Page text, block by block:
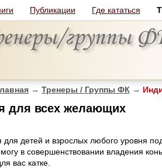
Публикации Где кататься
→ Тренеры / Группы ФК →
для всех желающих
детей и взрослых любого уровня
в совершенствовании владения
вас катке.